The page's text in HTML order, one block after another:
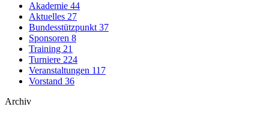
Akademie 44
Aktuelles 27
Bundesstützpunkt 37
Sponsoren 8
Training 21
Turniere 224
Veranstaltungen 117
Vorstand 36
Archiv